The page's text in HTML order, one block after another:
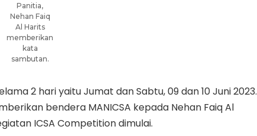
Panitia,
Nehan Faiq
Al Harits
memberikan
kata
sambutan.
2 hari yaitu Jumat dan Sabtu, 09 dan 10 Juni 2023.
bendera MANICSA kepada Nehan Faiq Al
ICSA Competition dimulai.